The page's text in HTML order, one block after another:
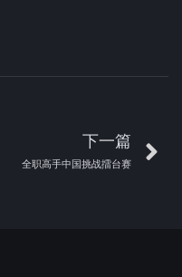
下一篇
全职高手中国挑战擂台赛